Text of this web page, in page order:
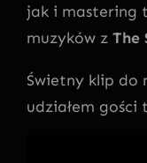
jak i mastering
muzyków z The
Świetny klip do
udziałem gości